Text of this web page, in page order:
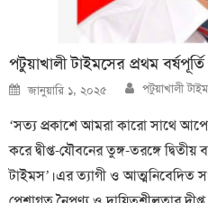
পটুয়াখালী টাইমসের প্রথম
Posted
on
জানুয়ারি ১, ২০২৫ Author
পটুয়াখালী
‘সত‍্য প্রকাশে আমরা কারো সাথে
করে দ্বীপ্ত-যৌবনের তুঙ্গ-তরঙ্গে
টাইমস’।এর ত্যাগী ও আত্মনিবেদিত